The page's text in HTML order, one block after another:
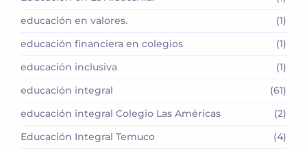
educación en valores.
(1)
educación financiera en colegios
(1)
educación inclusiva
(1)
educación integral
(61)
educación integral Colegio Las Américas
(2)
Educación Integral Temuco
(4)